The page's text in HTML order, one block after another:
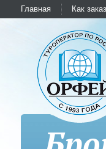
Главная Как